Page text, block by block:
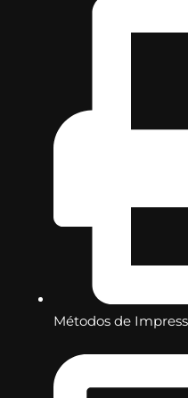
Métodos de